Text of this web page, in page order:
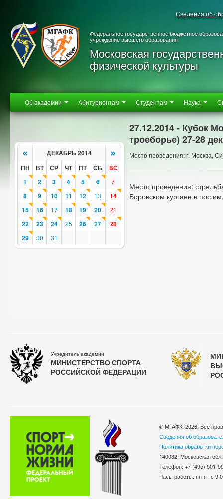
Сведения об
Федеральное государственное бюджетное
учреждение высшего образования
Московская
физической культуры
Об академии Абитуриентам Студентам Наука
« ДЕКАБРЬ 2014 »
ПН ВТ СР ЧТ ПТ СБ
ВС
1
2 3 4 5 6 7
8 9 10 11 12 13
14
15
16 17 18 19 20 21
22 23 24 25 26 27
28
29
30 31
27.12.2014 - Кубок
троеборье) 27-28
Место проведения: г. Москва,
Место проведения:
Боровском кургане в
Учредитель академии
МИНИСТЕРСТВО СПОРТА
РОССИЙСКОЙ ФЕДЕРАЦИИ
© МГАФК, 2026. Все
Сведения об
Политика обработки
140032, Московская
Телефон: +7 (495)
Часы работы: пн-пт с